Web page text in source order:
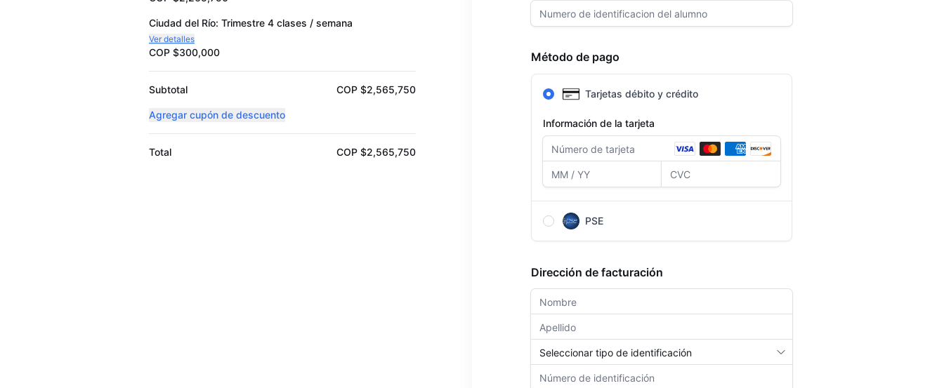
Ciudad del Río: Trimestre 4 clases / semana
Ver detalles
COP $300,000
Subtotal COP $2,565,750
Agregar cupón de descuento
Total COP $2,565,750
Método de pago
Tarjetas débito y crédito
Información de la tarjeta
PSE
pago.
Dirección de facturación